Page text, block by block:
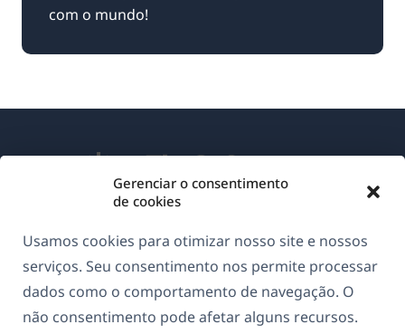
Gerenciar o consentimento
de cookies
Usamos cookies para otimizar nosso site e nossos
serviços. Seu consentimento nos permite processar
dados como o comportamento de navegação. O
não consentimento pode afetar alguns recursos.
com o mundo!
GDPR & Política de Privacidade
Junte-se à nossa equipe(abre
em